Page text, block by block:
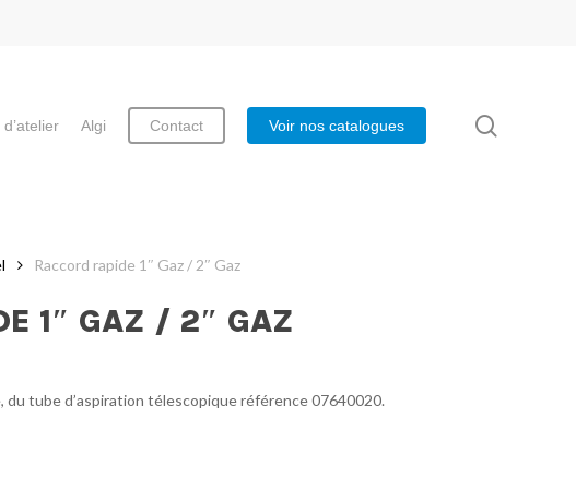
Algi Contact Voir nos catalogues
Raccord rapide 1″ Gaz / 2″ Gaz
1″ GAZ / 2″ GAZ
tube d’aspiration télescopique référence 07640020.